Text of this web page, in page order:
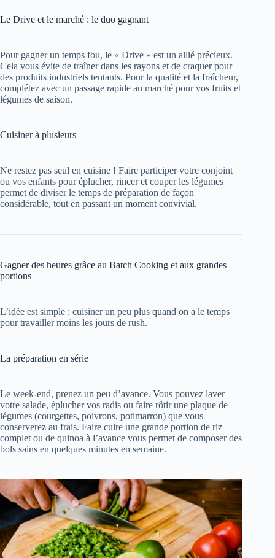
Le Drive et le marché : le duo gagnant
Pour gagner un temps fou, le « Drive » est un allié précieux.
Cela vous évite de traîner dans les rayons et de craquer pour
des produits industriels tentants. Pour la qualité et la fraîcheur,
complétez avec un passage rapide au marché pour vos fruits et
légumes de saison.
Cuisiner à plusieurs
Ne restez pas seul en cuisine ! Faire participer votre conjoint
ou vos enfants pour éplucher, rincer et couper les légumes
permet de diviser le temps de préparation de façon
considérable, tout en passant un moment convivial.
Gagner des heures grâce au Batch Cooking et aux grandes
portions
L’idée est simple : cuisiner un peu plus quand on a le temps
pour travailler moins les jours de rush.
La préparation en série
Le week-end, prenez un peu d’avance. Vous pouvez laver
votre salade, éplucher vos radis ou faire rôtir une plaque de
légumes (courgettes, poivrons, potimarron) que vous
conserverez au frais. Faire cuire une grande portion de riz
complet ou de quinoa à l’avance vous permet de composer des
bols sains en quelques minutes en semaine.